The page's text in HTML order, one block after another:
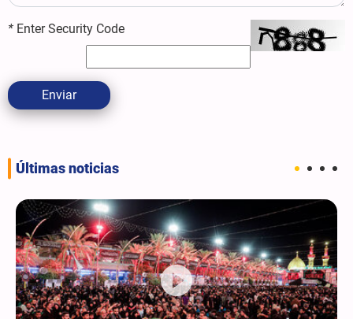
* Enter Security Code
Enviar
Últimas noticias